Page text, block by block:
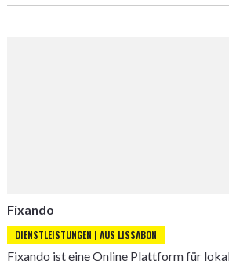
Fixando
DIENSTLEISTUNGEN | AUS LISSABON
Fixando ist eine Online Plattform für